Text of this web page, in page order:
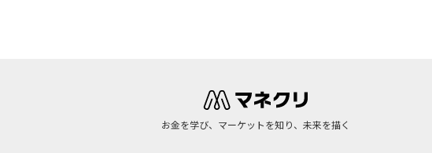
お金を学び、マーケットを知り、未来を描く